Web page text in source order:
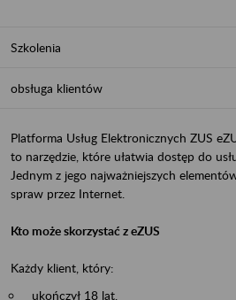
Szkolenia
obsługa klientów
Platforma Usług Elektronicznych ZUS
to narzędzie, które ułatwia dostęp do
Jednym z jego najważniejszych
spraw przez Internet.
Kto może skorzystać z eZUS
Każdy klient, który:
ukończył 18 lat,